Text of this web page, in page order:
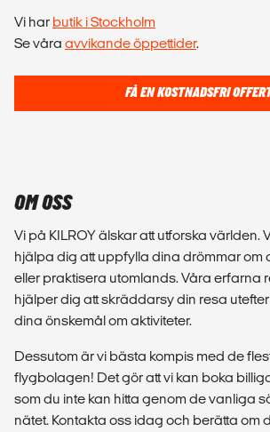
Vi har butik i Stockholm
Se våra avvikande öppettider.
FÅ EN KOSTNADSFRI
OM OSS
Vi på KILROY älskar att utforska världen.
hjälpa dig att uppfylla dina drömmar om
eller praktisera utomlands. Våra erfarna
hjälper dig att skräddarsy din resa
dina önskemål om aktiviteter.
Dessutom är vi bästa kompis med de
flygbolagen! Det gör att vi kan boka
som du inte kan hitta genom de vanliga
nätet. Kontakta oss idag och berätta om